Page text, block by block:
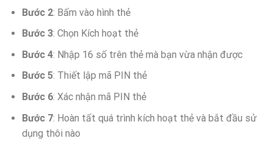
Bước 2: Bấm vào hình thẻ
Bước 3: Chọn Kích hoạt thẻ
Bước 4: Nhập 16 số trên thẻ mà bạn vừa nhận được
Bước 5: Thiết lập mã PIN thẻ
Bước 6: Xác nhận mã PIN thẻ
Bước 7: Hoàn tất quá trình kích hoạt thẻ và bắt đầu sử
dụng thôi nào